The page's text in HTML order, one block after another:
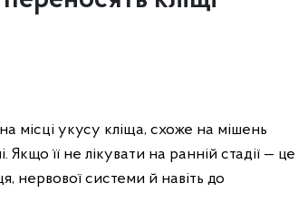
місці укусу кліща, схоже на мішень
Якщо її не лікувати на ранній стадії — це
нервової системи й навіть до